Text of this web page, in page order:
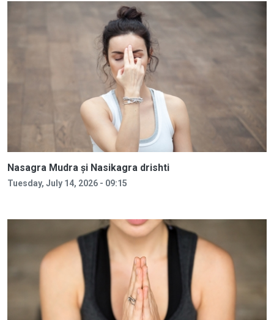
Nasagra Mudra și Nasikagra drishti
Tuesday, July 14, 2026 - 09:15